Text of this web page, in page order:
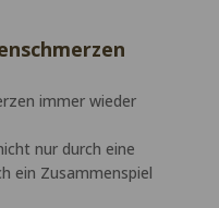
immer wieder
nur durch eine
ein Zusammenspiel